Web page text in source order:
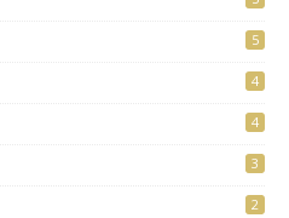
5
4
4
3
2